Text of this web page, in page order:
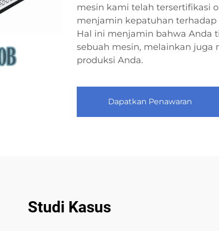
mesin kami telah tersertifikasi
menjamin kepatuhan
Hal ini menjamin bahwa Anda
sebuah mesin, melainkan juga
produksi Anda.
Dapatkan Penawaran
Studi Kasus